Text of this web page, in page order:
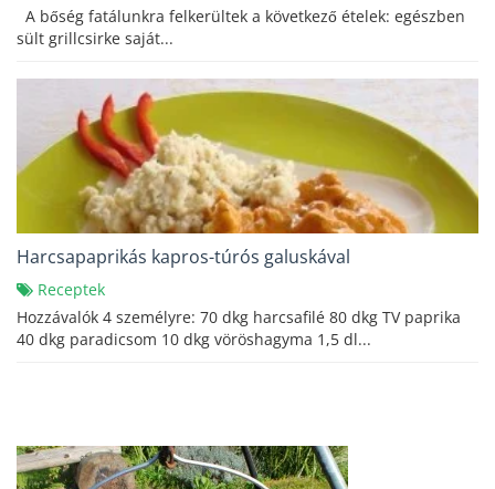
A bőség fatálunkra felkerültek a következő ételek: egészben
sült grillcsirke saját...
Harcsapaprikás kapros-túrós galuskával
Receptek
Hozzávalók 4 személyre: 70 dkg harcsafilé 80 dkg TV paprika
40 dkg paradicsom 10 dkg vöröshagyma 1,5 dl...